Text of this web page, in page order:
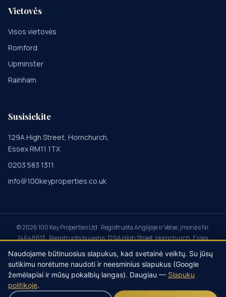
Vietovės
Visos vietovės
Romford
Upminster
Rainham
Susisiekite
129A High Street, Hornchurch,
Essex RM11 1TX
0203 583 1311
info@100keyproperties.co.uk
©2026100 Key Properties Ltd · Registruota Anglijoje ir Velse, įmonės Nr.
14648613 · Registruota buveinė: 129A High Street, Hornchurch, Essex
Protection CMP014115 · My Deposits registruotas agentas ·Privatumas·
Slapukai· Sąlygos·Skundai·Sukčiavimo prevencija·
Slapukų nustatymai
Naudojame būtinuosius slapukus, kad svetainė veiktų. Su jūsų
sutikimu norėtume naudoti ir neesminius slapukus (Google
žemėlapiai ir mūsų pokalbių langas). Daugiau — Slapukų
politikoje.